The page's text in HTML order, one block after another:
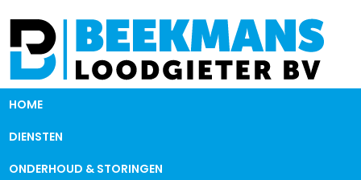
HOME
DIENSTEN
ONDERHOUD & STORINGEN